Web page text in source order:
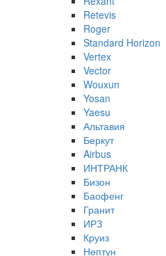
Retevis
Roger
Standard Horizon
Vertex
Vector
Wouxun
Yosan
Yaesu
Альтавия
Беркут
Airbus
ИНТРАНК
Бизон
Баофенг
Гранит
ИРЗ
Круиз
Нептун